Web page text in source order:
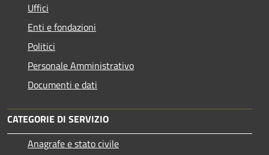
Uffici
Enti e fondazioni
Politici
Personale Amministrativo
Documenti e dati
CATEGORIE DI SERVIZIO
Anagrafe e stato civile